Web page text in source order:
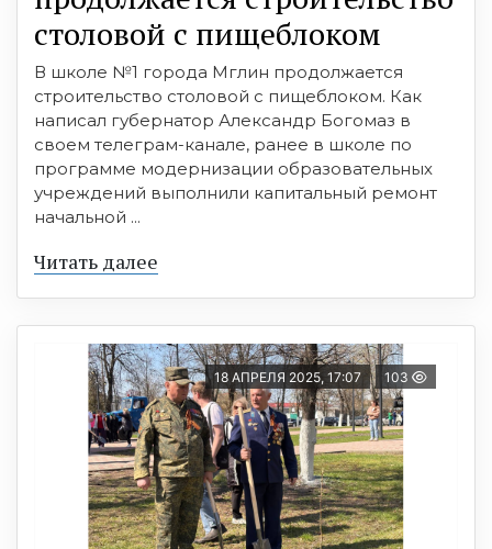
столовой с пищеблоком
В школе №1 города Мглин продолжается
строительство столовой с пищеблоком. Как
написал губернатор Александр Богомаз в
своем телеграм-канале, ранее в школе по
программе модернизации образовательных
учреждений выполнили капитальный ремонт
начальной ...
Читать далее
18 АПРЕЛЯ 2025, 17:07 103